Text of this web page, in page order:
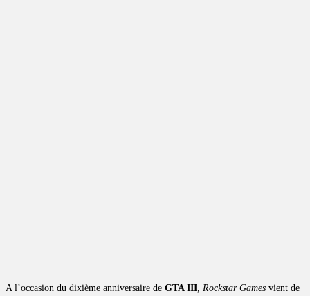
A l’occasion du dixième anniversaire de GTA III, Rockstar Games vient de